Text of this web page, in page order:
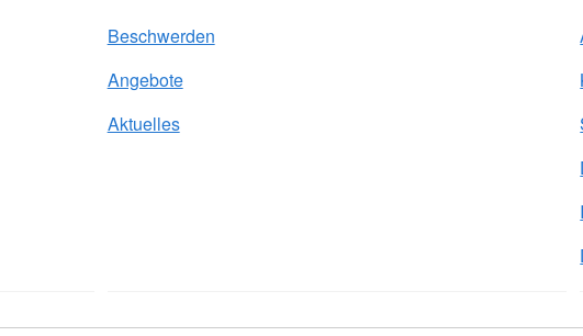
Beschwerden
Angebote
Aktuelles